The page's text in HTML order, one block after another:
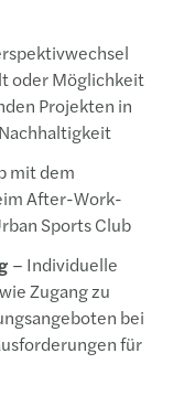
oder Möglichkeit
Projekten in
mit dem
After-Work-
Sports Club
– Individuelle
Zugang zu
bei
für